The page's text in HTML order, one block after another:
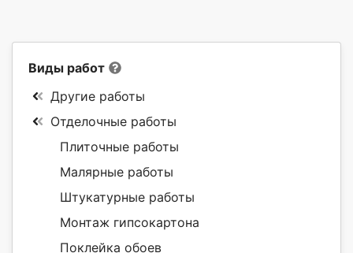
Виды работ
Другие работы
Отделочные работы
Плиточные работы
Малярные работы
Штукатурные работы
Монтаж гипсокартона
Поклейка обоев